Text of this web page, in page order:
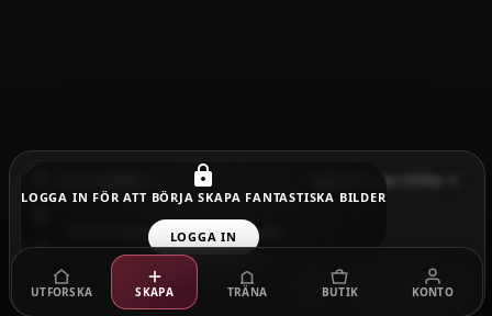
Seedance 1.5 Pro
Generera
LOGGA IN FÖR ATT BÖRJA SKAPA FANTASTISKA BILDER
LOGGA IN
UTFORSKA SKAPA TRÄNA BUTIK KONTO